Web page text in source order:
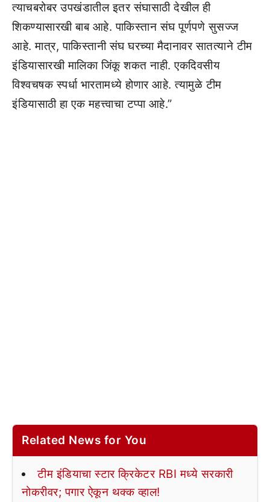
त्याचबरोबर उपखंडातील इतर संघासाठी देखील ही
शिकण्यासारखी बाब आहे. पाकिस्तान संघ पूर्णपणे सुसज्ज
आहे. मात्र, पाकिस्तानी संघ घरच्या मैदानावर सातत्याने टीम
इंडियासारखी मालिका जिंकू शकत नाही. एकदिवसीय
विश्वचषक स्पर्धा भारतामध्ये होणार आहे. त्यामुळे टीम
इंडियासाठी हा एक महत्त्वाचा टप्पा आहे.”
Related News for You
टीम इंडियाचा स्टार क्रिकेटर RBI मध्ये सरकारी
नोकरीवर; पगार ऐकून थक्क व्हाल!